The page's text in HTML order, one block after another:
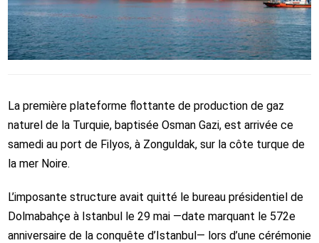
La première plateforme flottante de production de gaz
naturel de la Turquie, baptisée Osman Gazi, est arrivée ce
samedi au port de Filyos, à Zonguldak, sur la côte turque de
la mer Noire.
L’imposante structure avait quitté le bureau présidentiel de
Dolmabahçe à Istanbul le 29 mai —date marquant le 572e
anniversaire de la conquête d’Istanbul— lors d’une cérémonie